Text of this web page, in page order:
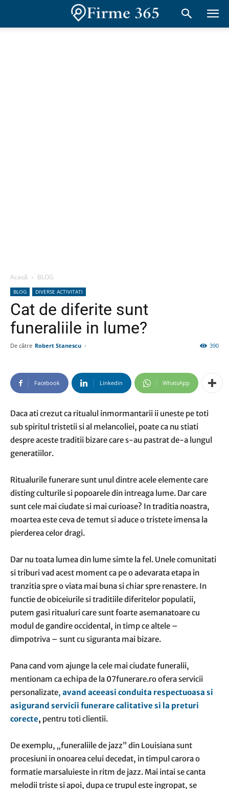
Acasă BLOG
BLOG DIVERSE ACTIVITATI
Cat de diferite sunt
funeraliile in lume?
De către Robert Stanescu - 390
Facebook Linkedin WhatsApp
Daca ati crezut ca ritualul inmormantarii ii uneste pe toti
sub spiritul tristetii si al melancoliei, poate ca nu stiati
despre aceste traditii bizare care s-au pastrat de-a lungul
generatiilor.
Ritualurile funerare sunt unul dintre acele elemente care
disting culturile si popoarele din intreaga lume. Dar care
sunt cele mai ciudate si mai curioase? In traditia noastra,
moartea este ceva de temut si aduce o tristete imensa la
pierderea celor dragi.
Dar nu toata lumea din lume simte la fel. Unele comunitati
si triburi vad acest moment ca pe o adevarata etapa in
tranzitia spre o viata mai buna si chiar spre renastere. In
functie de obiceiurile si traditiile diferitelor populatii,
putem gasi ritualuri care sunt foarte asemanatoare cu
modul de gandire occidental, in timp ce altele –
dimpotriva – sunt cu siguranta mai bizare.
Pana cand vom ajunge la cele mai ciudate funeralii,
mentionam ca echipa de la 07funerare.ro ofera servicii
personalizate, avand aceeasi conduita respectuoasa si
asigurand servicii funerare calitative si la preturi
corecte, pentru toti clientii.
De exemplu, „funeraliile de jazz” din Louisiana sunt
procesiuni in onoarea celui decedat, in timpul carora o
formatie marsaluieste in ritm de jazz. Mai intai se canta
melodii triste si apoi, dupa ce trupul este ingropat, se